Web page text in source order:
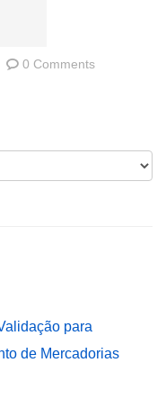
0 Comments
para
de Mercadorias